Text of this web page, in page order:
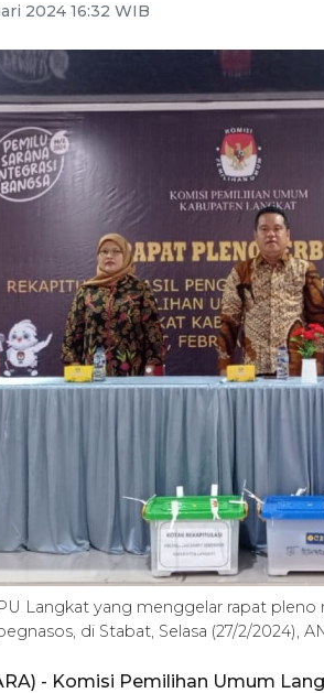
2024 16:32 WIB
Langkat yang menggelar rapat
di Stabat, Selasa (27/2/2024),
- Komisi Pemilihan Umum